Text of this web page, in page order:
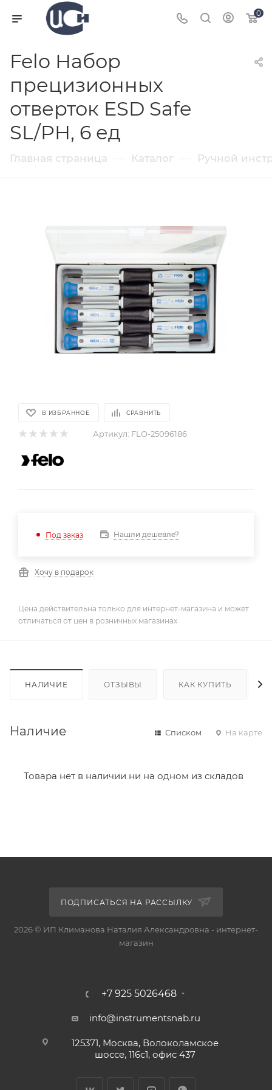
0
Felo Набор
прецизионных
отверток ESD Safe
SL/PH, 6 ед
Главная страница Каталог Ручной
В ИЗБРАННОЕ СРАВНИТЬ
Артикул: FLO-25096186
Под заказ Нашли дешевле?
Хочу в подарок
Цена действительна только для интернет-магазина и может
отличаться от цен в розничных магазинах
НАЛИЧИЕ ОТЗЫВЫ КАК КУПИТЬ
Наличие Списком На карте
Товара нет в наличии ни на одном из складов
ПОДПИСАТЬСЯ НА РАССЫЛКУ
2026 © ИП Климанова Наталия Александровна - интернет-
магазин
+7 925 5026468
info@instrumentsnab.ru
125371, Москва, Волоколамское
шоссе, 116с1, офис 437